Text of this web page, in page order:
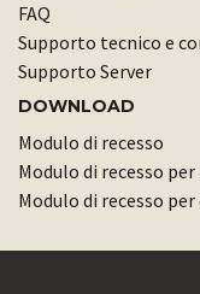
FAQ
Supporto tecnico e
Supporto Server
DOWNLOAD
Modulo di recesso
Modulo di recesso
Modulo di recesso